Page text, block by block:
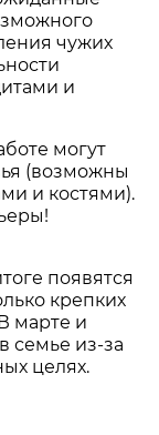
чужих
и
могут
(возможны
и костями).
появятся
крепких
марте и
семье из-за
целях.